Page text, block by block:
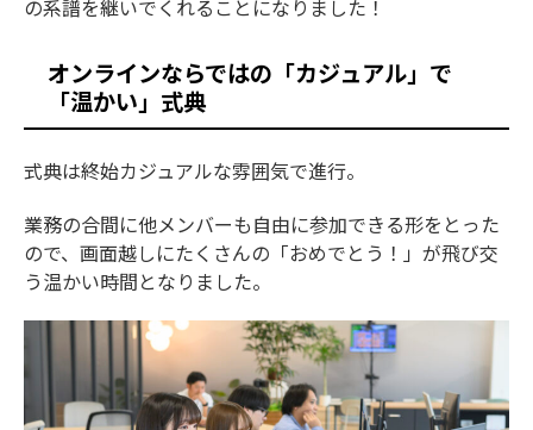
の系譜を継いでくれることになりました！
オンラインならではの「カジュアル」で
「温かい」式典
式典は終始カジュアルな雰囲気で進行。
業務の合間に他メンバーも自由に参加できる形をとった
ので、画面越しにたくさんの「おめでとう！」が飛び交
う温かい時間となりました。